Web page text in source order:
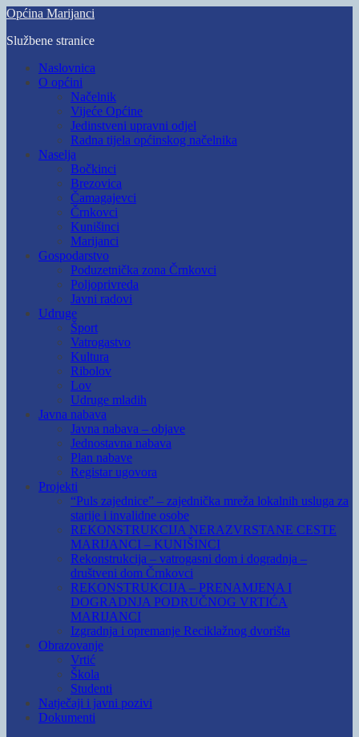
Skip
main
Općina Marijanci
Službene stranice
Toggle
mobile
Naslovnica
O općini
Načelnik
Vijeće Općine
Jedinstveni upravni odjel
Radna tijela općinskog načelnika
Naselja
Bočkinci
Brezovica
Čamagajevci
Črnkovci
Kunišinci
Marijanci
Gospodarstvo
Poduzetnička zona Črnkovci
Poljoprivreda
Javni radovi
Udruge
Šport
Vatrogastvo
Kultura
Ribolov
Lov
Udruge mladih
Javna nabava
Javna nabava – objave
Jednostavna nabava
Plan nabave
Registar ugovora
Projekti
“Puls zajednice” – zajednička mreža lokalnih usluga za
starije i invalidne osobe
REKONSTRUKCIJA NERAZVRSTANE CESTE
MARIJANCI – KUNIŠINCI
Rekonstrukcija – vatrogasni dom i dogradnja –
društveni dom Črnkovci
REKONSTRUKCIJA – PRENAMJENA I
DOGRADNJA PODRUČNOG VRTIĆA
MARIJANCI
Izgradnja i opremanje Reciklažnog dvorišta
Obrazovanje
Vrtić
Škola
Studenti
Natječaji i javni pozivi
Dokumenti